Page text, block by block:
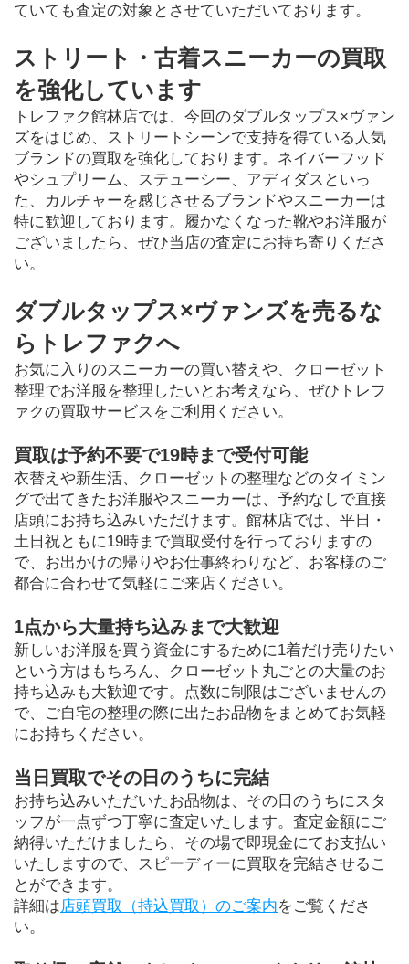
ていても査定の対象とさせていただいております。
ストリート・古着スニーカーの買取
を強化しています
トレファク館林店では、今回のダブルタップス×ヴァン
ズをはじめ、ストリートシーンで支持を得ている人気
ブランドの買取を強化しております。ネイバーフッド
やシュプリーム、ステューシー、アディダスといっ
た、カルチャーを感じさせるブランドやスニーカーは
特に歓迎しております。履かなくなった靴やお洋服が
ございましたら、ぜひ当店の査定にお持ち寄りくださ
い。
ダブルタップス×ヴァンズを売るな
らトレファクへ
お気に入りのスニーカーの買い替えや、クローゼット
整理でお洋服を整理したいとお考えなら、ぜひトレフ
ァクの買取サービスをご利用ください。
買取は予約不要で19時まで受付可能
衣替えや新生活、クローゼットの整理などのタイミン
グで出てきたお洋服やスニーカーは、予約なしで直接
店頭にお持ち込みいただけます。館林店では、平日・
土日祝ともに19時まで買取受付を行っておりますの
で、お出かけの帰りやお仕事終わりなど、お客様のご
都合に合わせて気軽にご来店ください。
1点から大量持ち込みまで大歓迎
新しいお洋服を買う資金にするために1着だけ売りたい
という方はもちろん、クローゼット丸ごとの大量のお
持ち込みも大歓迎です。点数に制限はございませんの
で、ご自宅の整理の際に出たお品物をまとめてお気軽
にお持ちください。
当日買取でその日のうちに完結
お持ち込みいただいたお品物は、その日のうちにスタ
ッフが一点ずつ丁寧に査定いたします。査定金額にご
納得いただけましたら、その場で即現金にてお支払い
いたしますので、スピーディーに買取を完結させるこ
とができます。
詳細は店頭買取（持込買取）のご案内をご覧くださ
い。